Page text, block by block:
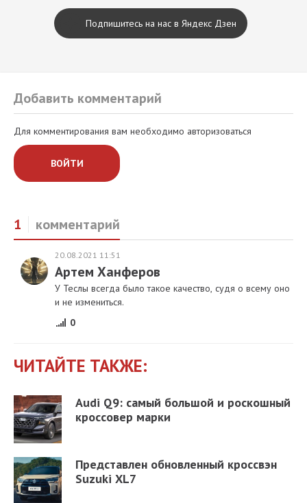
Подпишитесь на нас в Яндекс Дзен
Добавить комментарий
Для комментирования вам необходимо авторизоваться
ВОЙТИ
1 комментарий
20.08.2021 11:51
Артем Ханферов
У Теслы всегда было такое качество, судя о всему оно
и не измениться.
0
ЧИТАЙТЕ ТАКЖЕ:
Audi Q9: самый большой и роскошный
кроссовер марки
Представлен обновленный кроссвэн
Suzuki XL7